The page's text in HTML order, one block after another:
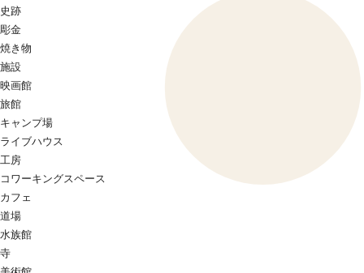
史跡
彫金
焼き物
施設
映画館
旅館
キャンプ場
ライブハウス
工房
コワーキングスペース
カフェ
道場
水族館
寺